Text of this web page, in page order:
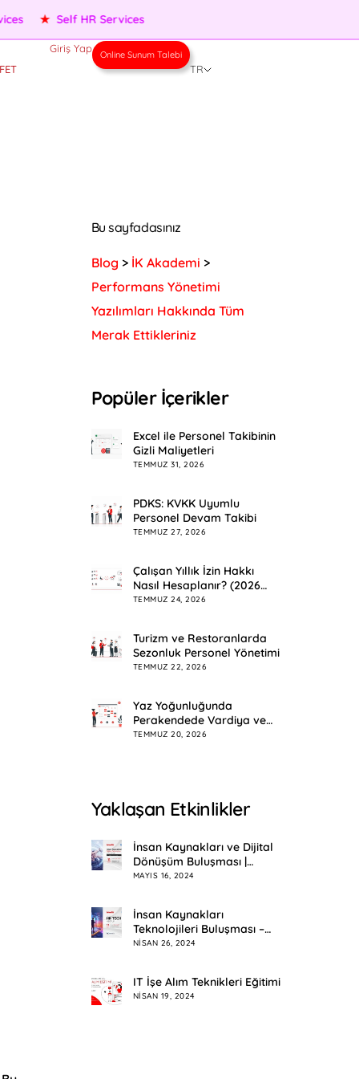
★ Performance Management
Giriş Yap Online Sunum Talebi
TR
Bu sayfadasınız
Blog > İK Akademi >
Performans Yönetimi
Yazılımları Hakkında Tüm
Merak Ettikleriniz
Popüler İçerikler
Excel ile Personel Takibinin
Gizli Maliyetleri
TEMMUZ 31, 2026
PDKS: KVKK Uyumlu
Personel Devam Takibi
TEMMUZ 27, 2026
Çalışan Yıllık İzin Hakkı
Nasıl Hesaplanır? (2026
Rehberi)
TEMMUZ 24, 2026
Turizm ve Restoranlarda
Sezonluk Personel Yönetimi
TEMMUZ 22, 2026
Yaz Yoğunluğunda
Perakendede Vardiya ve
Mesai Planlama
TEMMUZ 20, 2026
Yaklaşan Etkinlikler
İnsan Kaynakları ve Dijital
Dönüşüm Buluşması |
Eskişehir
MAYIS 16, 2024
İnsan Kaynakları
Teknolojileri Buluşması –
HR Tech Meetup
NISAN 26, 2024
IT İşe Alım Teknikleri Eğitimi
NISAN 19, 2024